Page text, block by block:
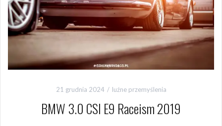
21 grudnia 2024 luźne przemyślenia
BMW 3.0 CSI E9 Raceism 2019